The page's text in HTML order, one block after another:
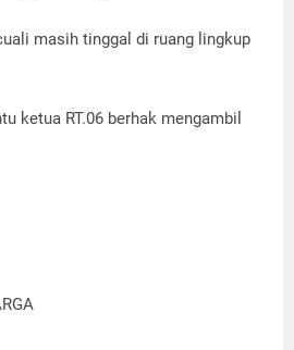
masih tinggal di ruang lingkup
ketua RT.06 berhak mengambil